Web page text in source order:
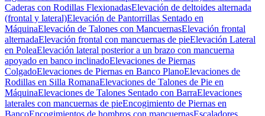
Caderas con Rodillas FlexionadasElevación de deltoides alternada
(frontal y lateral)Elevación de Pantorrillas Sentado en
MáquinaElevación de Talones con MancuernasElevación frontal
alternadaElevación frontal con mancuernas de pieElevación Lateral
en PoleaElevación lateral posterior a un brazo con mancuerna
apoyado en banco inclinadoElevaciones de Piernas
ColgadoElevaciones de Piernas en Banco PlanoElevaciones de
Rodillas en Silla RomanaElevaciones de Talones de Pie en
MáquinaElevaciones de Talones Sentado con BarraElevaciones
laterales con mancuernas de pieEncogimiento de Piernas en